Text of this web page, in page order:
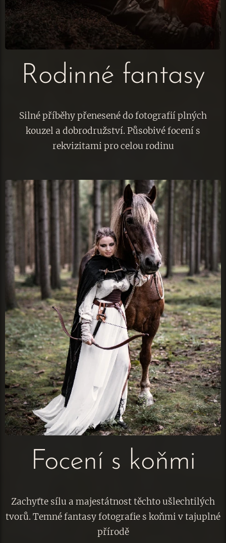
Rodinné fantasy
Silné příběhy přenesené do fotografií plných
kouzel a dobrodružství. Působivé focení s
rekvizitami pro celou rodinu
Focení s koňmi
Zachyťte sílu a majestátnost těchto ušlechtilých
tvorů. Temné fantasy fotografie s koňmi v tajuplné
přírodě